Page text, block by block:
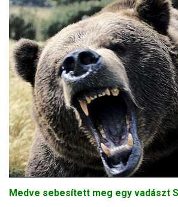
Medve sebesített meg egy vadászt